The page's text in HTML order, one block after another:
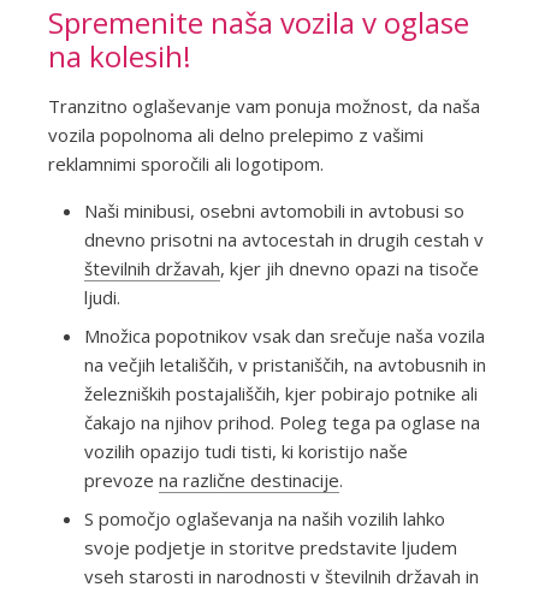
Spremenite naša vozila v oglase
na kolesih!
Tranzitno oglaševanje vam ponuja možnost, da naša
vozila popolnoma ali delno prelepimo z vašimi
reklamnimi sporočili ali logotipom.
Naši minibusi, osebni avtomobili in avtobusi so
dnevno prisotni na avtocestah in drugih cestah v
številnih državah, kjer jih dnevno opazi na tisoče
ljudi.
Množica popotnikov vsak dan srečuje naša vozila
na večjih letališčih, v pristaniščih, na avtobusnih in
železniških postajališčih, kjer pobirajo potnike ali
čakajo na njihov prihod. Poleg tega pa oglase na
vozilih opazijo tudi tisti, ki koristijo naše
prevoze na različne destinacije.
S pomočjo oglaševanja na naših vozilih lahko
svoje podjetje in storitve predstavite ljudem
vseh starosti in narodnosti v številnih državah in